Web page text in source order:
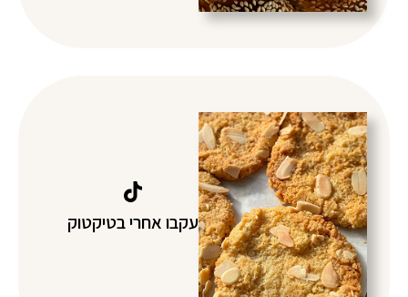
עקבו אחרי בטיקטוק